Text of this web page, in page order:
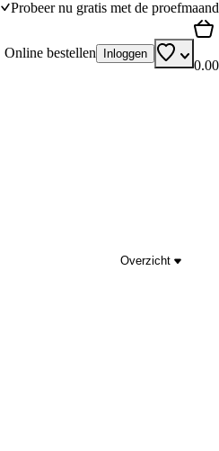
Probeer nu gratis met de proefmaand
Online bestellen Inloggen
0.00
Overzicht